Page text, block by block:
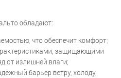
обладают:
что обеспечит комфорт;
защищающими
от излишней влаги;
барьер ветру, холоду,